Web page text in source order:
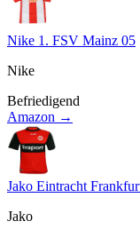
Nike 1. FSV Mainz 05
Nike
Befriedigend
Amazon →
Jako Eintracht
Jako